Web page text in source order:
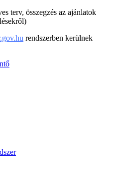
terv, összegzés az ajánlatok
rendszerben kerülnek